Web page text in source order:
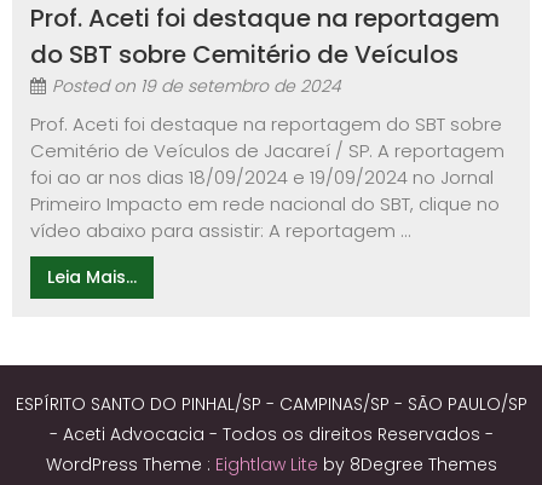
Prof. Aceti foi destaque na reportagem
do SBT sobre Cemitério de Veículos
Posted on 19 de setembro de 2024
Prof. Aceti foi destaque na reportagem do SBT sobre
Cemitério de Veículos de Jacareí / SP. A reportagem
foi ao ar nos dias 18/09/2024 e 19/09/2024 no Jornal
Primeiro Impacto em rede nacional do SBT, clique no
vídeo abaixo para assistir: A reportagem ...
Leia Mais...
ESPÍRITO SANTO DO PINHAL/SP - CAMPINAS/SP - SÃO PAULO/SP
- Aceti Advocacia - Todos os direitos Reservados -
WordPress Theme : Eightlaw Lite by 8Degree Themes